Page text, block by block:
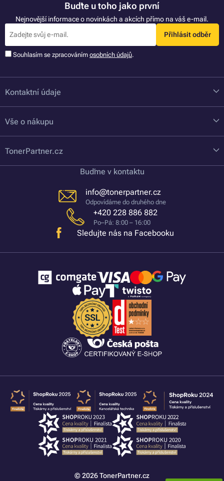
Buďte u toho jako první
Nejnovější informace o novinkách a akcích přímo na váš e-mail.
Přihlásit odběr
Souhlasím se zpracováním osobních údajů.
Kontaktní údaje
Vše o nákupu
TonerPartner.cz
Buďme v kontaktu
info@tonerpartner.cz
Odpovídáme do druhého dne
+420 228 886 882
Po–Pá: 8:00 – 16:00
Sledujte nás na Facebooku
© 2026 TonerPartner.cz